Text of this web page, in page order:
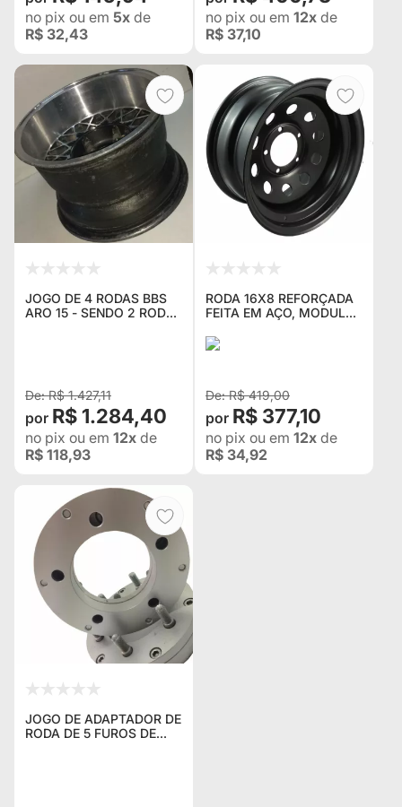
no pix ou em 5x de
R$ 32,43
no pix ou em 12x de
R$ 37,10
JOGO DE 4 RODAS BBS
ARO 15 - SENDO 2 RODAS
R$ 1.427,11
R$ 1.284,40
no pix ou em 12x de
R$ 118,93
RODA 16X8 REFORÇADA
FEITA EM AÇO, MODULAR
(ÚLTIMA PEÇA)
R$ 419,00
R$ 377,10
no pix ou em 12x de
R$ 34,92
JOGO DE ADAPTADOR DE
RODA DE 5 FUROS DE